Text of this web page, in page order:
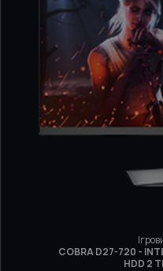
COBRA D27-720 -
HDD 2